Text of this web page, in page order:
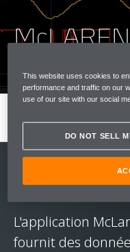
Optimisez vos
L'application
fournit des
This website uses cookies to
performance and traffic on our
use of our site with our social
DO NOT SELL